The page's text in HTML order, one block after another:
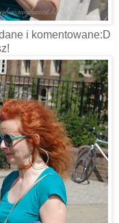
i komentowane:D